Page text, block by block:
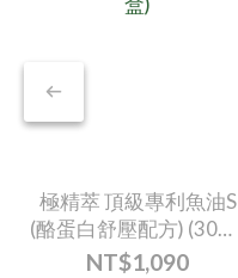
極精萃 頂級專利魚油S
(酪蛋白舒壓配方) (30顆/
盒)
NT$1,090